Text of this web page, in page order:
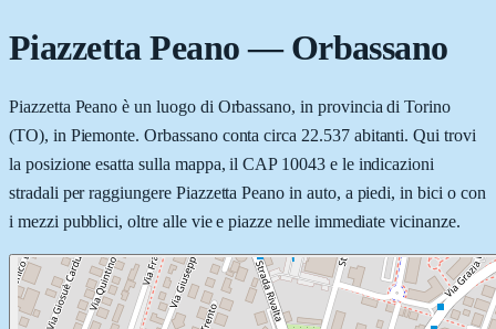
Piazzetta Peano—Orbassano
Piazzetta Peano è un luogo di Orbassano, in provincia di Torino
(TO), in Piemonte. Orbassano conta circa 22.537 abitanti. Qui trovi
la posizione esatta sulla mappa, il CAP 10043 e le indicazioni
stradali per raggiungere Piazzetta Peano in auto, a piedi, in bici o con
i mezzi pubblici, oltre alle vie e piazze nelle immediate vicinanze.